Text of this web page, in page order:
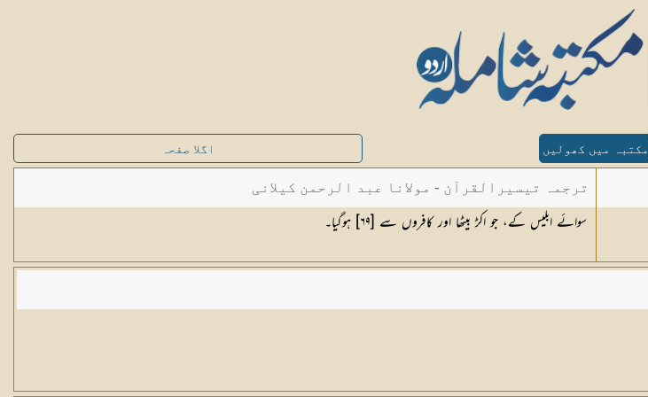
مکتبہ میں کھولیں اگلا صفحہ
ترجمہ تیسیرالقرآن - مولانا عبد الرحمن کیلانی
سوائے ابلیس کے، جو اکڑ بیٹھا اور کافروں سے [٦٩] ہوگیا۔